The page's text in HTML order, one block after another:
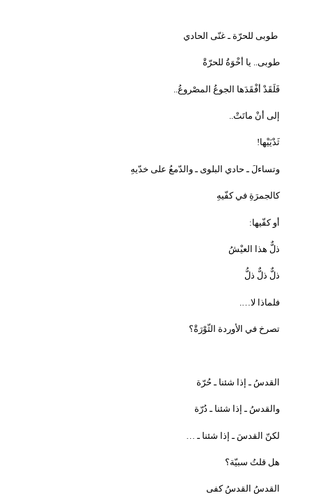
طوبى للحرّة ـ غنّى الحادي
طوبى.. يا أخْوَةُ للحرّةْ
فَلَقَدْ أفْقَدَها الجوعُ المصْروعُ
إلى أنْ ماتَتْ..
ثَدْيَيْها!
وتساءلَ ـ حادي البلوى ـ والدّمعُ على خدّيهِ
كالجمرَةِ في كفّيهِ
أو كفّيها:
ذلٌّ هذا العيْشُ
ذلٌّ ذلٌّ ذلُّ
فلماذا لا
تصرخ في الأوردة الثّوْرَةْ؟
القدسُ ـ إذا شئنا ـ حُرّة
والقدسُ ـ إذا شئنا ـ دُرّة
لكنّ القدسَ ـ إذا شئنا ـ
هل قلتُ سبيّة؟
القدسُ القدسُ كفى